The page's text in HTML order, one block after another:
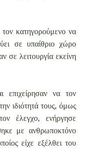
τον κατηγορούμενο να
σε υπαίθριο χώρο
σε λειτουργία εκείνη
επιχείρησαν να τον
ιδιότητά τους, όμως
έλεγχο, ενήργησε
με ανθρωποκτόνο
είχε εξέλθει του